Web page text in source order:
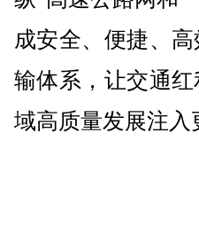
成安全、便捷、
输体系，让交通
域高质量发展注入